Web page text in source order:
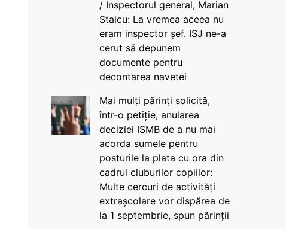
/ Inspectorul general, Marian
Staicu: La vremea aceea nu
eram inspector șef. ISJ ne-a
cerut să depunem
documente pentru
decontarea navetei
Mai mulți părinți solicită,
într-o petiție, anularea
deciziei ISMB de a nu mai
acorda sumele pentru
posturile la plata cu ora din
cadrul cluburilor copiilor:
Multe cercuri de activități
extrașcolare vor dispărea de
la 1 septembrie, spun părinții